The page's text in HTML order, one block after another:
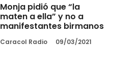
Monja pidió que “la
maten a ella” y no a
manifestantes birmanos
Caracol Radio 09/03/2021